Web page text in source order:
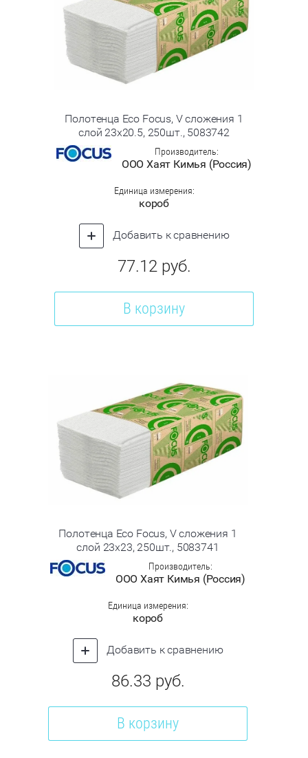
Полотенца Eco Focus, V сложения 1
слой 23х20.5, 250шт., 5083742
Производитель:
ООО Хаят Кимья (Россия)
Единица измерения:
короб
Добавить к сравнению
77.12руб.
В корзину
Полотенца Eco Focus, V сложения 1
слой 23х23, 250шт., 5083741
Производитель:
ООО Хаят Кимья (Россия)
Единица измерения:
короб
Добавить к сравнению
86.33 руб.
В корзину